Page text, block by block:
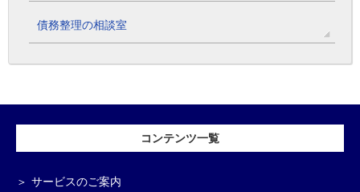
債務整理の相談室
コンテンツ一覧
サービスのご案内